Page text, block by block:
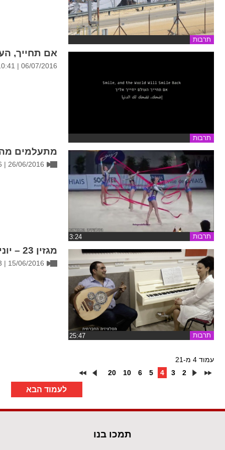
תרבות
תרבות
אם תחייך,
06/07/2016 | 10:41
תרבות ‏3:24
מתעלמים
26/06/2016 | 16:06
תרבות ‏25:47
מגזין 23 – יוני 2016
15/06/2016 | 16:53
עמוד 4 מ-21
2
3
4
5
6
10
20
לעמוד הבא
תמכו בנו